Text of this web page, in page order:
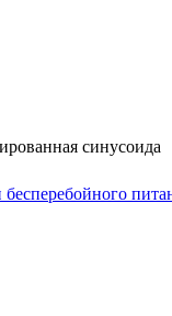
синусоида
бесперебойного